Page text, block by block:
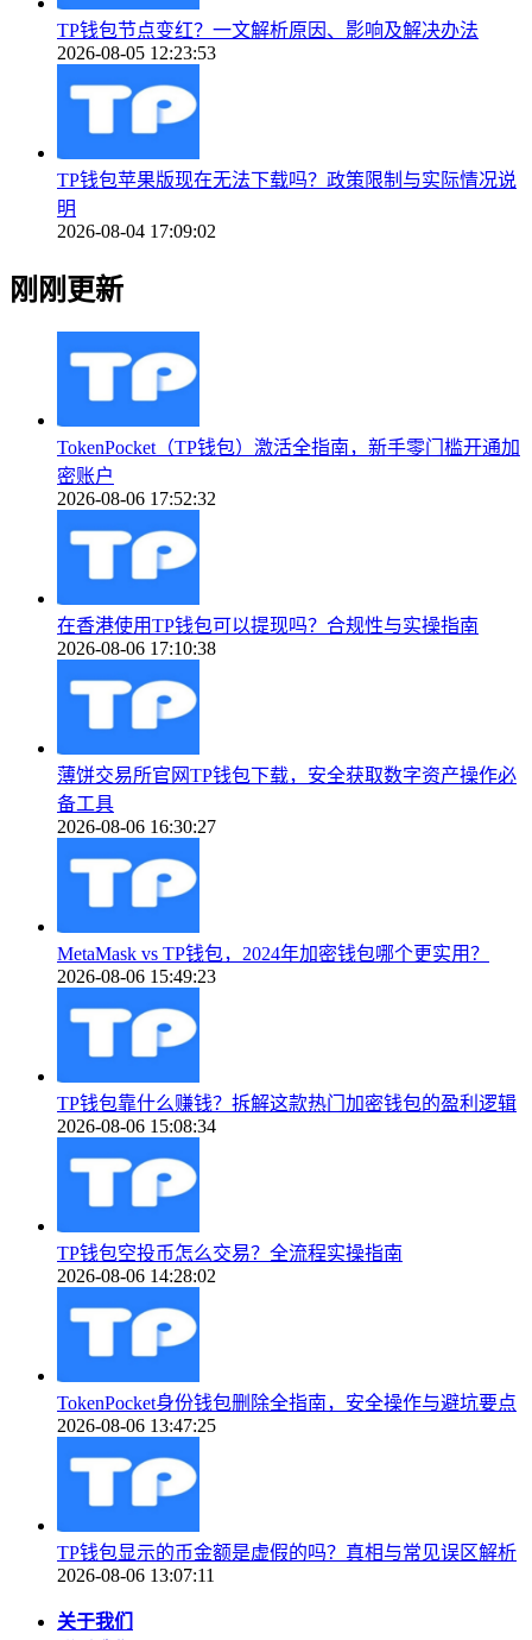
TP钱包节点变红？一文解析原因、影响及解决办法
2026-08-05 12:23:53
TP钱包苹果版现在无法下载吗？政策限制与实际情况说
明
2026-08-04 17:09:02
刚刚更新
TokenPocket（TP钱包）激活全指南，新手零门槛开通加
密账户
2026-08-06 17:52:32
在香港使用TP钱包可以提现吗？合规性与实操指南
2026-08-06 17:10:38
薄饼交易所官网TP钱包下载，安全获取数字资产操作必
备工具
2026-08-06 16:30:27
MetaMask vs TP钱包，2024年加密钱包哪个更实用？
2026-08-06 15:49:23
TP钱包靠什么赚钱？拆解这款热门加密钱包的盈利逻辑
2026-08-06 15:08:34
TP钱包空投币怎么交易？全流程实操指南
2026-08-06 14:28:02
TokenPocket身份钱包删除全指南，安全操作与避坑要点
2026-08-06 13:47:25
TP钱包显示的币金额是虚假的吗？真相与常见误区解析
2026-08-06 13:07:11
关于我们